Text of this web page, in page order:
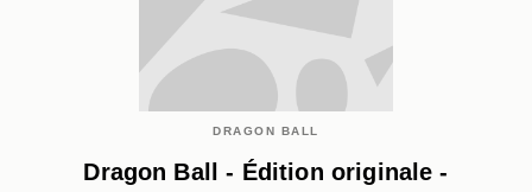
DRAGON BALL
Dragon Ball - Édition originale -